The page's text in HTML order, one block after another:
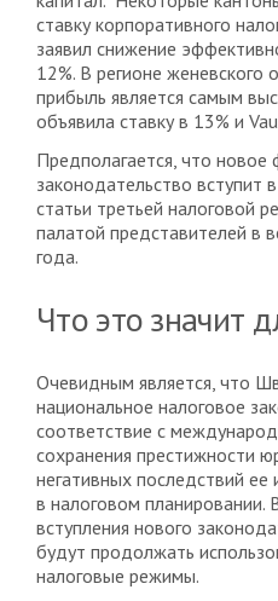
ставку корпоративного
заявил снижение
12%. В регионе женевского
прибыль является самым
объявила ставку в 13% и
Предполагается, что новое
законодательство вступит
статьи третьей налоговой
палатой представителей в
года.
Что это значит
Очевидным является, что
национальное налоговое
соответствие с
сохранения престижности
негативных последствий ее
в налоговом
вступления нового
будут продолжать
налоговые режимы.